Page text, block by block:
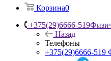
Корзина0
+375(29)6666-519
Назад
Телефоны
+375(29)6666-519